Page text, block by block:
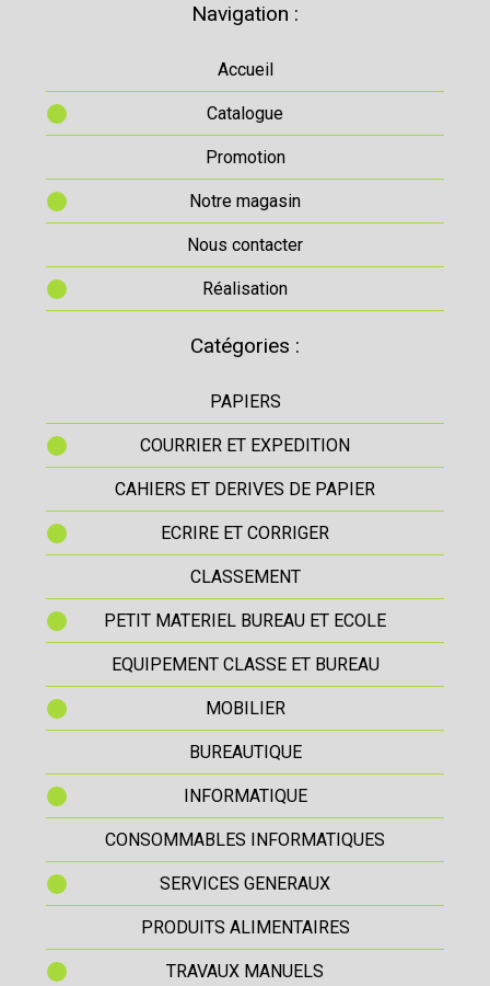
Navigation :
Accueil
Catalogue
Promotion
Notre magasin
Nous contacter
Réalisation
Catégories :
PAPIERS
COURRIER ET EXPEDITION
CAHIERS ET DERIVES DE PAPIER
ECRIRE ET CORRIGER
CLASSEMENT
PETIT MATERIEL BUREAU ET ECOLE
EQUIPEMENT CLASSE ET BUREAU
MOBILIER
BUREAUTIQUE
INFORMATIQUE
CONSOMMABLES INFORMATIQUES
SERVICES GENERAUX
PRODUITS ALIMENTAIRES
TRAVAUX MANUELS